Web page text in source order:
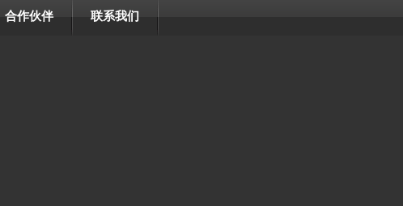
合作伙伴 联系我们